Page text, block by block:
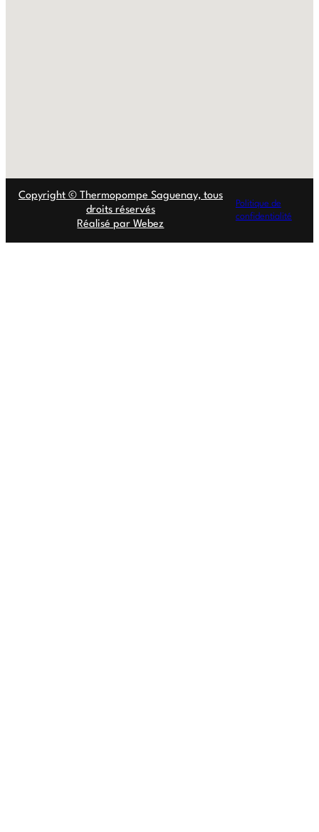
Copyright © Thermopompe Saguenay, tous
droits réservés
Réalisé par Webez
Politique de
confidentialité